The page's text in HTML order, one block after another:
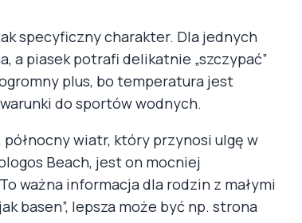
specyficzny charakter. Dla jednych
a piasek potrafi delikatnie „szczypać”
plus, bo temperatura jest
do sportów wodnych.
wiatr, który przynosi ulgę w
Beach, jest on mocniej
ważna informacja dla rodzin z małymi
basen”, lepsza może być np. strona